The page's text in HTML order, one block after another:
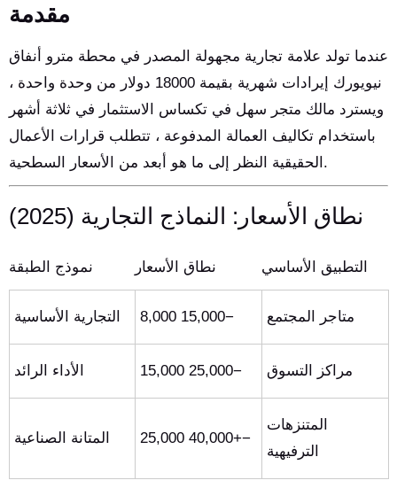
مقدمة
عندما تولد علامة تجارية مجهولة المصدر في محطة مترو أنفاق
نيويورك إيرادات شهرية بقيمة 18000 دولار من وحدة واحدة ،
ويسترد مالك متجر سهل في تكساس الاستثمار في ثلاثة أشهر
باستخدام تكاليف العمالة المدفوعة ، تتطلب قرارات الأعمال
الحقيقية النظر إلى ما هو أبعد من الأسعار السطحية.
نطاق الأسعار: النماذج التجارية (2025)
نموذج الطبقة نطاق الأسعار التطبيق الأساسي
التجارية الأساسية 8,000 15,000− متاجر المجتمع
الأداء الرائد 15,000 25,000− مراكز التسوق
المتانة الصناعية 25,000 40,000+−
المتنزهات
الترفيهية